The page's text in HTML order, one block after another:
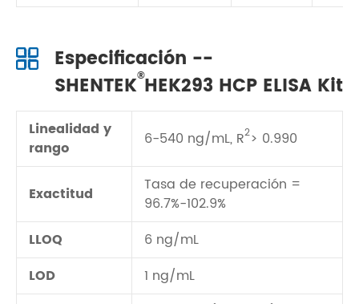
Especificación --
SHENTEK®HEK293 HCP ELISA Kit
Linealidad y
rango
6-540 ng/mL, R2> 0.990
Exactitud
Tasa de recuperación =
96.7%-102.9%
LLOQ
6 ng/mL
LOD
1 ng/mL